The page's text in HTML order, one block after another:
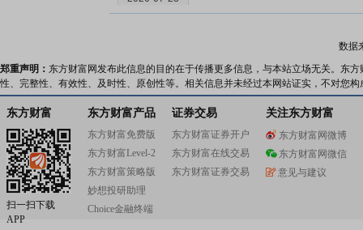
2026年07月23日公
2026年07月22日共
额10500万元
2026-07-20
数据
郑重声明： 东方财富网发布此信息的目的在于传播更多信息，与本站立场无关。东
性、完整性、有效性、及时性、原创性等。相关信息并未经过本网站证实，不对您
东方财富
扫一扫下载
APP
东方财富产品
东方财富免费版
东方财富Level-2
东方财富策略版
妙想投研助理
Choice金融终端
证券交易
东方财富证券开户
东方财富在线交易
东方财富证券交易
关注东方财富
东方财富网微博
东方财富网微信
意见与建议